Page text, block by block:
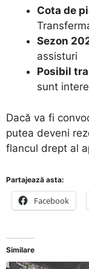
Cota de
Sezon
assisturi
Posibil
sunt
Dacă va fi
putea deveni
flancul drept al
Partajează asta:
Facebook
Similare